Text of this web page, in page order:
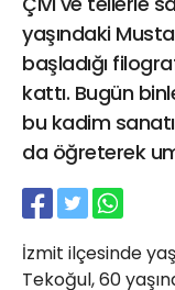
yaşındaki
başladığı
kattı. Bugün
bu kadim
da öğreterek
İzmit ilçesinde
Tekoğul, 60